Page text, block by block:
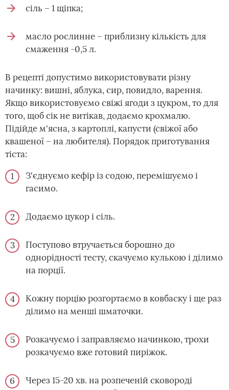
сіль – 1 щіпка;
масло рослинне – приблизну кількість для
смаження -0,5 л.
В рецепті допустимо використовувати різну
начинку: вишні, яблука, сир, повидло, варення.
Якщо використовуємо свіжі ягоди з цукром, то для
того, щоб сік не витікав, додаємо крохмалю.
Підійде м'ясна, з картоплі, капусти (свіжої або
квашеної – на любителя). Порядок приготування
тіста:
З'єднуємо кефір із содою, перемішуємо і
гасимо.
Додаємо цукор і сіль.
Поступово втручається борошно до
однорідності тесту, скачуємо кулькою і ділимо
на порції.
Кожну порцію розгортаємо в ковбаску і ще раз
ділимо на менші шматочки.
Розкачуємо і заправляємо начинкою, трохи
розкачуємо вже готовий пиріжок.
Через 15-20 хв. на розпеченій сковороді